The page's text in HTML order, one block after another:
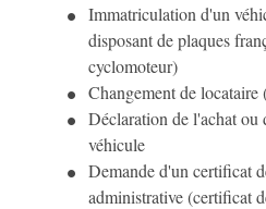
Immatriculation d'un
disposant de plaques
cyclomoteur)
Changement de
Déclaration de l'achat ou
véhicule
Demande d'un certificat
administrative (certificat